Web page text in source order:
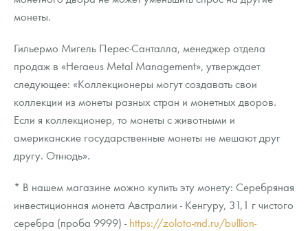
монеты.
Гильермо Мигель Перес-Санталла, менеджер отдела
продаж в «Heraeus Metal Management», утверждает
следующее: «Коллекционеры могут создавать свои
коллекции из монеты разных стран и монетных дворов.
Если я коллекционер, то монеты с животными и
американские государственные монеты не мешают друг
другу. Отнюдь».
* В нашем магазине можно купить эту монету: Серебряная
инвестиционная монета Австралии - Кенгуру, 31,1 г чистого
серебра (проба 9999) - https://zoloto-md.ru/bullion-